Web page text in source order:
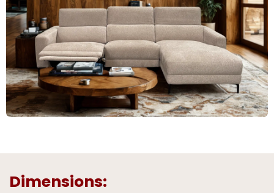
Dimensions: